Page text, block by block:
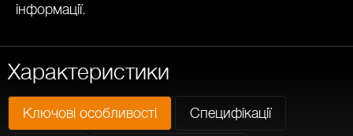
інформації.
Характеристики
Ключові особливості Специфікації